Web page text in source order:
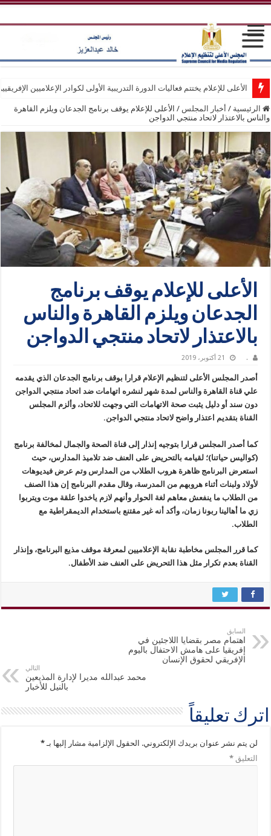
الأعلى للإعلام يختتم فعاليات الدورة التدريبية الأولى لكوادر الإعلاميين
الرئيسية / أخبار المجلس / الأعلى للإعلام يوقف برنامج الجدعان ويلزم القاهرة
والناس بالاعتذار لاتحاد منتجي الدواجن
الأعلى للإعلام يوقف برنامج
الجدعان ويلزم القاهرة والناس
بالاعتذار لاتحاد منتجي الدواجن
. 21 أكتوبر، 2019
أصدر المجلس الأعلى لتنظيم الإعلام قرارا بوقف برنامج الجدعان الذي يقدمه
علي قناة القاهرة والناس لمدة شهر لنشره اتهامات ضد اتحاد منتجي الدواجن
دون سند أو دليل يثبت صحة الاتهامات التي وجهت للاتحاد، وألزم المجلس
القناة بتقديم اعتذار واضح لاتحاد منتجي الدواجن.
كما أصدر المجلس قرارا بتوجيه إنذار إلى قناة الصحة والجمال لمخالفة برنامج
(كواليس حياتنا)؛ لقيامه بالتحريض على العنف ضد تلاميذ المدارس، حيث
استعرض البرنامج ظاهرة هروب الطلاب من المدارس وتم عرض فيديوهات
لأولاد ولبنات أثناء هروبهم من المدرسة، وقال مقدم البرنامج إن هذا الصنف
من الطلاب ما ينفعش معاهم لغة الحوار وأنهم لازم ياخدوا علقة موت ويتربوا
زي ما أهالينا ربونا زمان، وأكد أنه غير مقتنع باستخدام الديمقراطية مع
الطلاب.
كما قرر المجلس مخاطبة نقابة الإعلاميين لمعرفة موقف مذيع البرنامج، وإنذار
القناة بعدم تكرار مثل هذا التحريض على العنف ضد الأطفال.
السابق
اهتمام مصر بقضايا اللاجئين في
إفريقيا على هامش الاحتفال باليوم
الإفريقي لحقوق الإنسان
التالي
محمد عبدالله مديرا لإدارة المذيعين
بالنيل للأخبار
اترك تعليقاً
لن يتم نشر عنوان بريدك الإلكتروني. الحقول الإلزامية مشار إليها بـ*
التعليق*